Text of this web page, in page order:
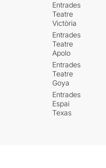
Entrades
Teatre
Victòria
Entrades
Teatre
Apolo
Entrades
Teatre
Goya
Entrades
Espai
Texas